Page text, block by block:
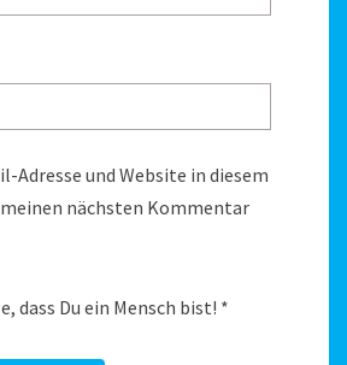
Adresse und Website in diesem
nächsten Kommentar
dass Du ein Mensch bist! *